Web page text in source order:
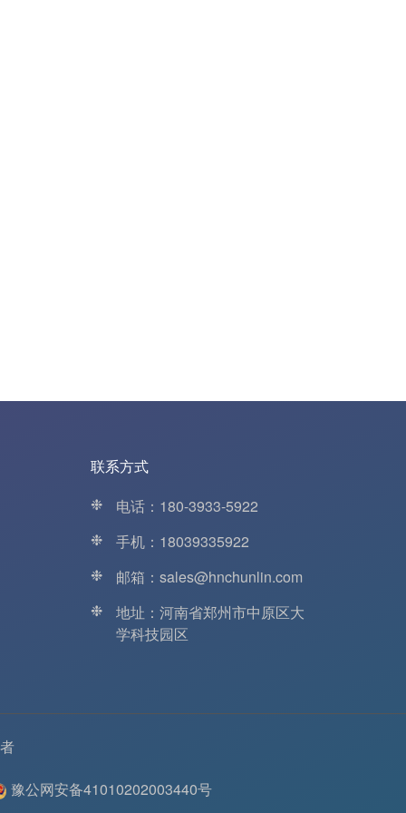
联系方式
❉
电话：180-3933-5922
❉
手机：18039335922
❉
邮箱：sales@hnchunlin.com
❉
地址：河南省郑州市中原区大
学科技园区
豫公网安备41010202003440号